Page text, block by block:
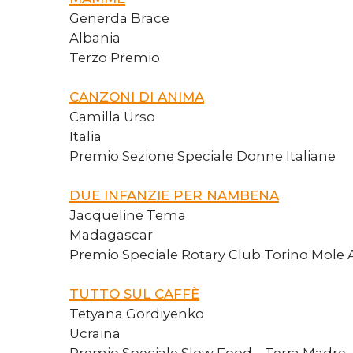
Generda Brace
Albania
Terzo Premio
CANZONI DI ANIMA
Camilla Urso
Italia
Premio Sezione Speciale Donne Italiane
DUE INFANZIE PER NAMBENA
Jacqueline Tema
Madagascar
Premio Speciale Rotary Club Torino Mole
TUTTO SUL CAFFÈ
Tetyana Gordiyenko
Ucraina